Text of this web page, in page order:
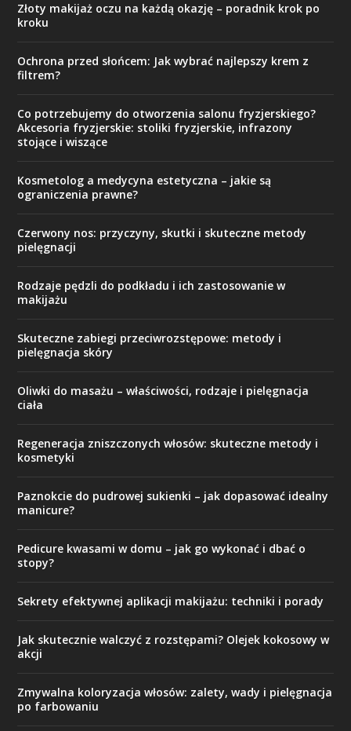
Złoty makijaż oczu na każdą okazję – poradnik krok po
kroku
Ochrona przed słońcem: Jak wybrać najlepszy krem z
filtrem?
Co potrzebujemy do otworzenia salonu fryzjerskiego?
Akcesoria fryzjerskie: stoliki fryzjerskie, infrazony
stojące i wiszące
Kosmetolog a medycyna estetyczna – jakie są
ograniczenia prawne?
Czerwony nos: przyczyny, skutki i skuteczne metody
pielęgnacji
Rodzaje pędzli do podkładu i ich zastosowanie w
makijażu
Skuteczne zabiegi przeciwrozstępowe: metody i
pielęgnacja skóry
Oliwki do masażu – właściwości, rodzaje i pielęgnacja
ciała
Regeneracja zniszczonych włosów: skuteczne metody i
kosmetyki
Paznokcie do pudrowej sukienki – jak dopasować idealny
manicure?
Pedicure kwasami w domu – jak go wykonać i dbać o
stopy?
Sekrety efektywnej aplikacji makijażu: techniki i porady
Jak skutecznie walczyć z rozstępami? Olejek kokosowy w
akcji
Zmywalna koloryzacja włosów: zalety, wady i pielęgnacja
po farbowaniu